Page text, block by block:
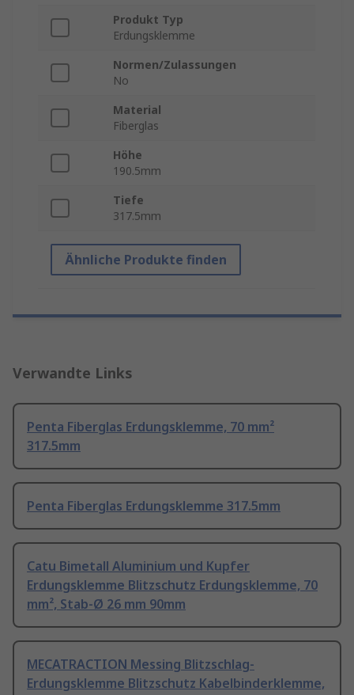
Produkt Typ
Erdungsklemme
Normen/Zulassungen
No
Material
Fiberglas
Höhe
190.5mm
Tiefe
317.5mm
Ähnliche Produkte finden
Verwandte Links
Penta Fiberglas Erdungsklemme, 70 mm²
317.5mm
Penta Fiberglas Erdungsklemme 317.5mm
Catu Bimetall Aluminium und Kupfer
Erdungsklemme Blitzschutz Erdungsklemme, 70
mm², Stab-Ø 26 mm 90mm
MECATRACTION Messing Blitzschlag-
Erdungsklemme Blitzschutz Kabelbinderklemme,